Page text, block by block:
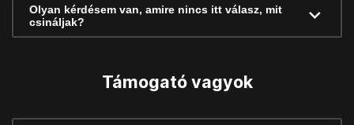
Olyan kérdésem van, amire nincs itt válasz, mit
csináljak?
Támogató vagyok